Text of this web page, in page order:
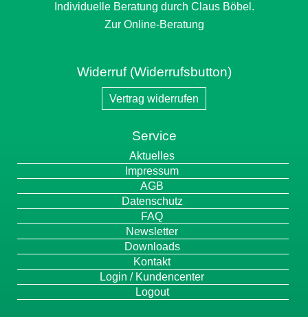
Individuelle Beratung durch Claus Böbel.
Zur Online-Beratung
Widerruf (Widerrufsbutton)
Vertrag widerrufen
Service
Navigation
überspringen
Aktuelles
Impressum
AGB
Datenschutz
FAQ
Newsletter
Downloads
Kontakt
Login / Kundencenter
Logout